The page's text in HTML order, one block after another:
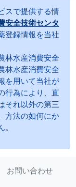
スで提供する情
安全技術センタ
登録情報を当社
林水産消費安全
林水産消費安全
を用いて当社が
行為により、直
それ以外の第三
方法の如何にか
お問い合わせ